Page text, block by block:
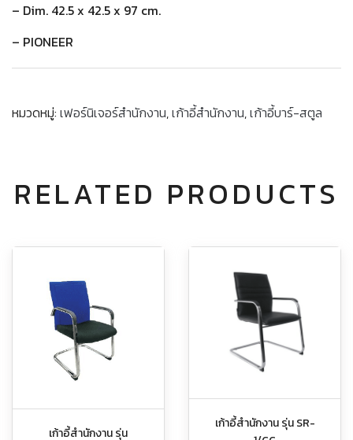
– Dim. 42.5 x 42.5 x 97 cm.
– PIONEER
หมวดหมู่: เฟอร์นิเจอร์สำนักงาน,เก้าอี้สำนักงาน,เก้าอี้บาร์-สตูล
RELATED PRODUCTS
เก้าอี้สำนักงาน รุ่น
เก้าอี้สำนักงาน รุ่น SR-